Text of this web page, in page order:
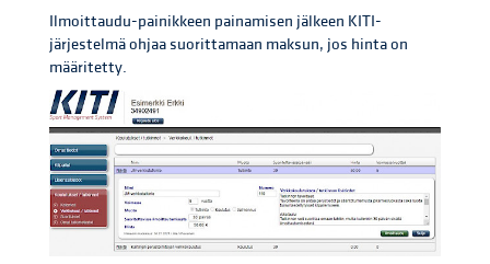
Ilmoittaudu-painikkeen painamisen jälkeen KITI-
järjestelmä ohjaa suorittamaan maksun, jos hinta on
määritetty.